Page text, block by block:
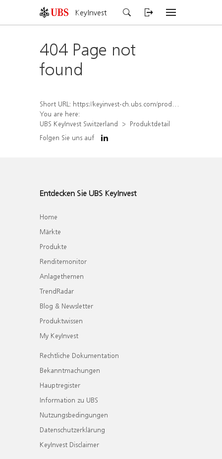
KeyInvest
404 Page not
found
Short URL: https://keyinvest-ch.ubs.com/produkt/detail/index/isin/CH1578501343
You are here:
UBS KeyInvest Switzerland
Produktdetail
Folgen Sie uns auf
Entdecken Sie UBS KeyInvest
Home
Märkte
Produkte
Renditemonitor
Anlagethemen
TrendRadar
Blog & Newsletter
Produktwissen
My KeyInvest
Rechtliche Dokumentation
Bekanntmachungen
Hauptregister
Information zu UBS
Nutzungsbedingungen
Datenschutzerklärung
KeyInvest Disclaimer